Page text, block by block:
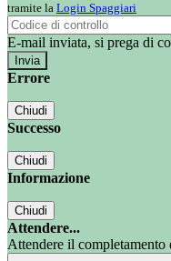
tramite la Login Spaggiari
E-mail inviata, si prega di
Errore
Chiudi
Successo
Chiudi
Informazione
Chiudi
Attendere...
Attendere il completamento